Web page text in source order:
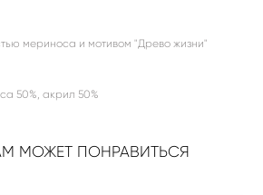
мериноса и мотивом "Древо жизни"
50%, акрил 50%
МОЖЕТ ПОНРАВИТЬСЯ